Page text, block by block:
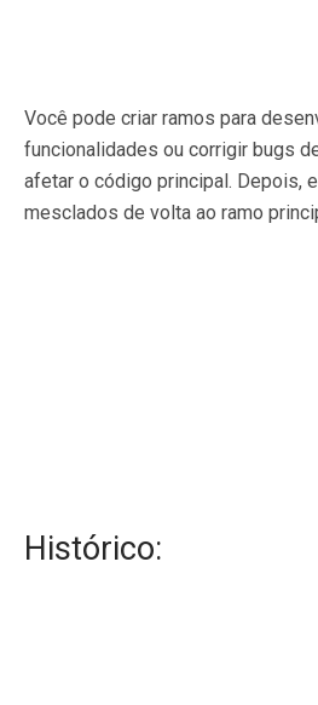
Você pode criar ramos para
funcionalidades ou corrigir bugs
afetar o código principal. Depois,
mesclados de volta ao ramo
Histórico: